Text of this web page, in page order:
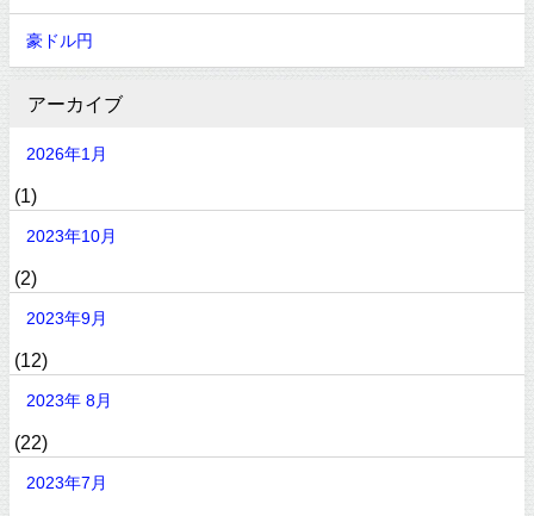
豪ドル円
アーカイブ
2026年1月
(1)
2023年10月
(2)
2023年9月
(12)
2023年 8月
(22)
2023年7月